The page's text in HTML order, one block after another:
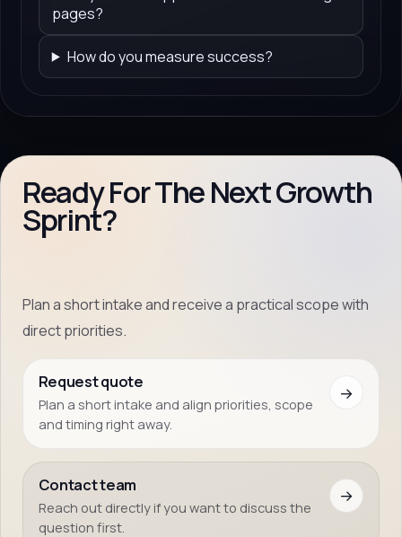
pages?
How do you measure success?
Ready For The Next Growth
Sprint?
Plan a short intake and receive a practical scope with
direct priorities.
Request quote
Plan a short intake and align priorities, scope
and timing right away.
→
Contact team
Reach out directly if you want to discuss the
question first.
→